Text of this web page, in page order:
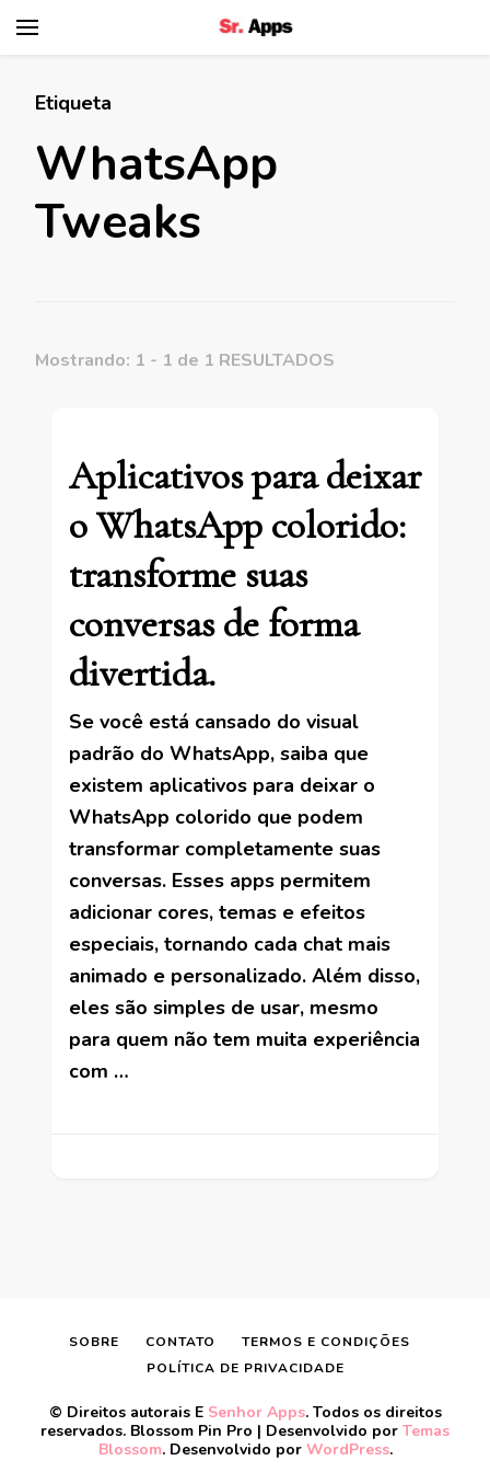
Etiqueta
WhatsApp
Tweaks
Mostrando: 1 - 1 de 1 RESULTADOS
Aplicativos para deixar
o WhatsApp colorido:
transforme suas
conversas de forma
divertida.
Se você está cansado do visual
padrão do WhatsApp, saiba que
existem aplicativos para deixar o
WhatsApp colorido que podem
transformar completamente suas
conversas. Esses apps permitem
adicionar cores, temas e efeitos
especiais, tornando cada chat mais
animado e personalizado. Além disso,
eles são simples de usar, mesmo
para quem não tem muita experiência
com …
© Direitos autorais E Senhor Apps. Todos os direitos
reservados. Blossom Pin Pro | Desenvolvido por Temas
Blossom.Desenvolvido por WordPress.
SOBRE CONTATO
TERMOS E CONDIÇÕES
POLÍTICA DE PRIVACIDADE